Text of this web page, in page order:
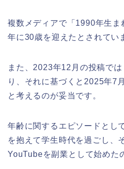
複数メディアで「1990年生
年に30歳を迎えたとされてい
また、2023年12月の投稿で
り、それに基づくと2025年7
と考えるのが妥当です。
年齢に関するエピソードとし
を抱えて学生時代を過ごし、
YouTubeを副業として始めた